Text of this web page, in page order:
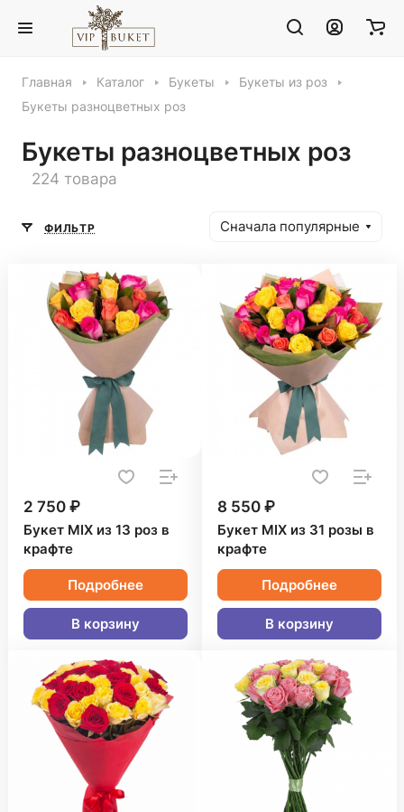
Главная Каталог Букеты
Букеты из роз
Букеты разноцветных роз
Букеты разноцветных роз
224 товара
ФИЛЬТР Сначала популярные
2 750 ₽
Букет MIX из 13 роз в
крафте
Подробнее
В корзину
8 550 ₽
Букет MIX из 31 розы в
крафте
Подробнее
В корзину